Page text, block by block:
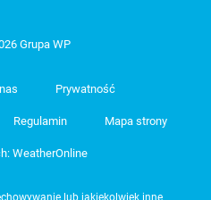
Grupa WP
Prywatność
Regulamin Mapa strony
WeatherOnline
lub jakiekolwiek inne